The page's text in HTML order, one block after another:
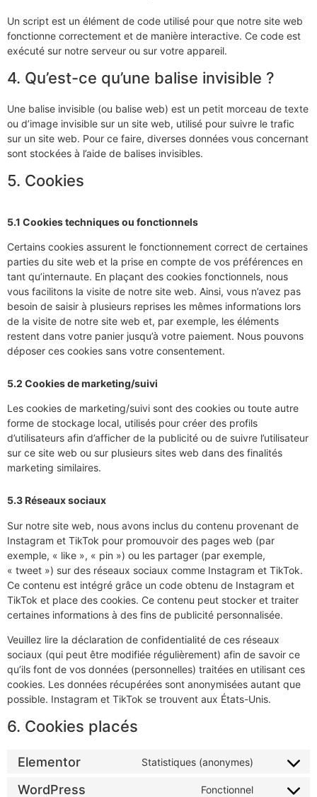
Un script est un élément de code utilisé pour que notre site web
fonctionne correctement et de manière interactive. Ce code est
exécuté sur notre serveur ou sur votre appareil.
4. Qu’est-ce qu’une balise invisible ?
Une balise invisible (ou balise web) est un petit morceau de texte
ou d’image invisible sur un site web, utilisé pour suivre le trafic
sur un site web. Pour ce faire, diverses données vous concernant
sont stockées à l’aide de balises invisibles.
5. Cookies
5.1 Cookies techniques ou fonctionnels
Certains cookies assurent le fonctionnement correct de certaines
parties du site web et la prise en compte de vos préférences en
tant qu’internaute. En plaçant des cookies fonctionnels, nous
vous facilitons la visite de notre site web. Ainsi, vous n’avez pas
besoin de saisir à plusieurs reprises les mêmes informations lors
de la visite de notre site web et, par exemple, les éléments
restent dans votre panier jusqu’à votre paiement. Nous pouvons
déposer ces cookies sans votre consentement.
5.2 Cookies de marketing/suivi
Les cookies de marketing/suivi sont des cookies ou toute autre
forme de stockage local, utilisés pour créer des profils
d’utilisateurs afin d’afficher de la publicité ou de suivre l’utilisateur
sur ce site web ou sur plusieurs sites web dans des finalités
marketing similaires.
5.3 Réseaux sociaux
Sur notre site web, nous avons inclus du contenu provenant de
Instagram et TikTok pour promouvoir des pages web (par
exemple, « like », « pin ») ou les partager (par exemple,
« tweet ») sur des réseaux sociaux comme Instagram et TikTok.
Ce contenu est intégré grâce un code obtenu de Instagram et
TikTok et place des cookies. Ce contenu peut stocker et traiter
certaines informations à des fins de publicité personnalisée.
Veuillez lire la déclaration de confidentialité de ces réseaux
sociaux (qui peut être modifiée régulièrement) afin de savoir ce
qu’ils font de vos données (personnelles) traitées en utilisant ces
cookies. Les données récupérées sont anonymisées autant que
possible. Instagram et TikTok se trouvent aux États-Unis.
6. Cookies placés
Elementor Statistiques (anonymes)
WordPress Fonctionnel